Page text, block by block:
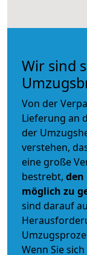
Wir sind
Von der
Lieferung an
der
verstehen,
eine große
bestrebt, den
möglich zu
sind darauf
Wenn Sie